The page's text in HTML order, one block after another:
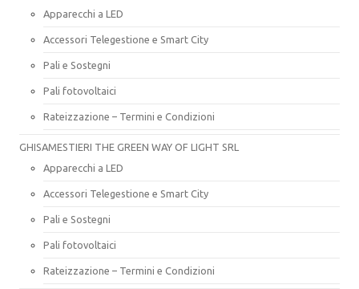
Apparecchi a LED
Accessori Telegestione e Smart City
Pali e Sostegni
Pali fotovoltaici
Rateizzazione – Termini e Condizioni
GHISAMESTIERI THE GREEN WAY OF LIGHT SRL
Apparecchi a LED
Accessori Telegestione e Smart City
Pali e Sostegni
Pali fotovoltaici
Rateizzazione – Termini e Condizioni